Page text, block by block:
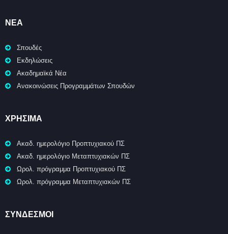
ΝΈΑ
Σπουδές
Εκδηλώσεις
Ακαδημαϊκά Νέα
Ανακοινώσεις Προγραμμάτων Σπουδών
ΧΡΉΣΙΜΑ
Ακαδ. ημερολόγιο Προπτυχιακού ΠΣ
Ακαδ. ημερολόγιο Μεταπτυχιακών ΠΣ
Ωρολ. πρόγραμμα Προπτυχιακού ΠΣ
Ωρολ. πρόγραμμα Μεταπτυχιακών ΠΣ
ΣΥΝΔΕΣΜΟΙ